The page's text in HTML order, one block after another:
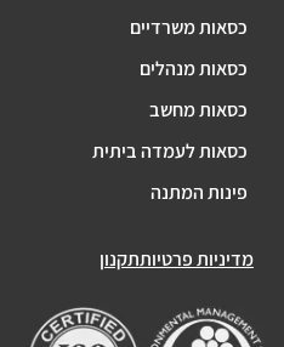
כסאות משרדיים
כסאות מנהלים
כסאות מחשב
כסאות לעמדה ביתית
פינות המתנה
מדיניות פרטיותתקנון